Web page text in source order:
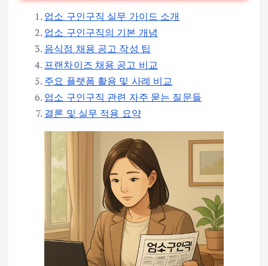
업소 구인구직 실무 가이드 소개
업소 구인구직의 기본 개념
음식점 채용 공고 작성 팁
프랜차이즈 채용 공고 비교
주요 플랫폼 활용 및 사례 비교
업소 구인구직 관련 자주 묻는 질문들
결론 및 실무 적용 요약